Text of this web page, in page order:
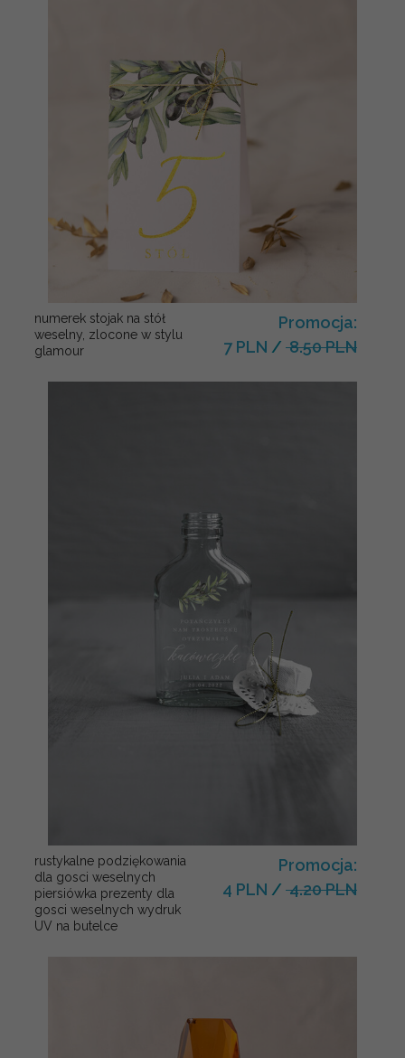
numerek stojak na stół
weselny, zlocone w stylu
glamour
Promocja:
7 PLN / 8.50 PLN
rustykalne podziękowania
dla gosci weselnych
piersiówka prezenty dla
gosci weselnych wydruk
UV na butelce
Promocja:
4 PLN / 4.20 PLN